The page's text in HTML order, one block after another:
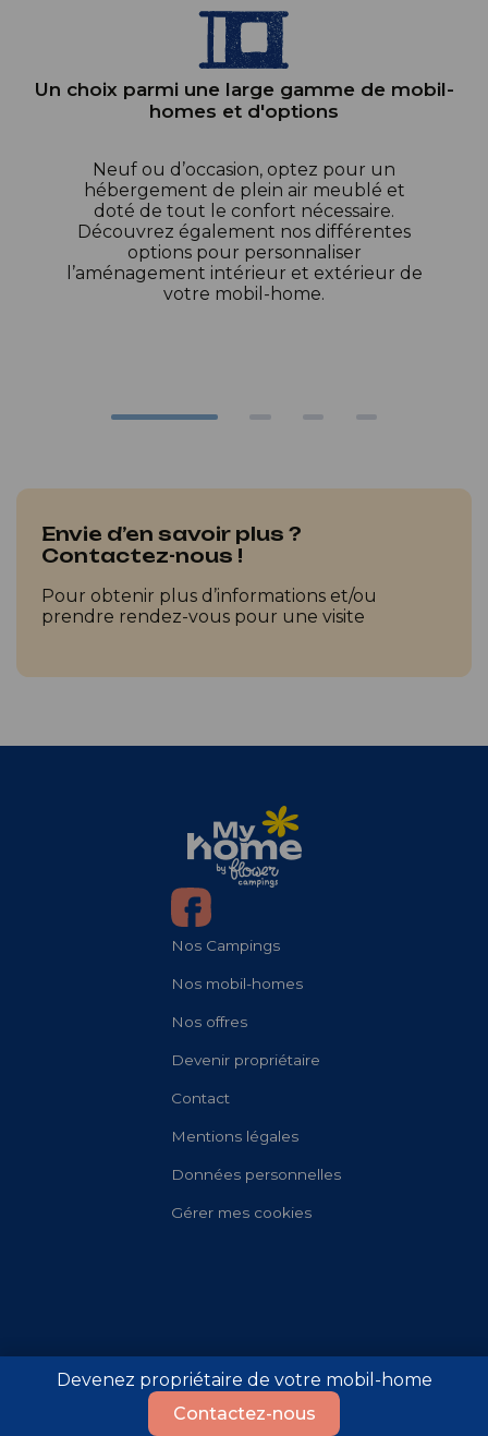
Un choix parmi une large gamme de mobil-
homes et d'options
Neuf ou d’occasion, optez pour un
hébergement de plein air meublé et
doté de tout le confort nécessaire.
Découvrez également nos différentes
options pour personnaliser
l’aménagement intérieur et extérieur de
votre mobil-home.
Envie d’en savoir plus ?
Contactez-nous !
Pour obtenir plus d’informations et/ou
prendre rendez-vous pour une visite
Devenez propriétaire de votre mobil-home
Contactez-nous
Nos Campings
Nos mobil-homes
Nos offres
Devenir propriétaire
Contact
Mentions légales
Données personnelles
Gérer mes cookies